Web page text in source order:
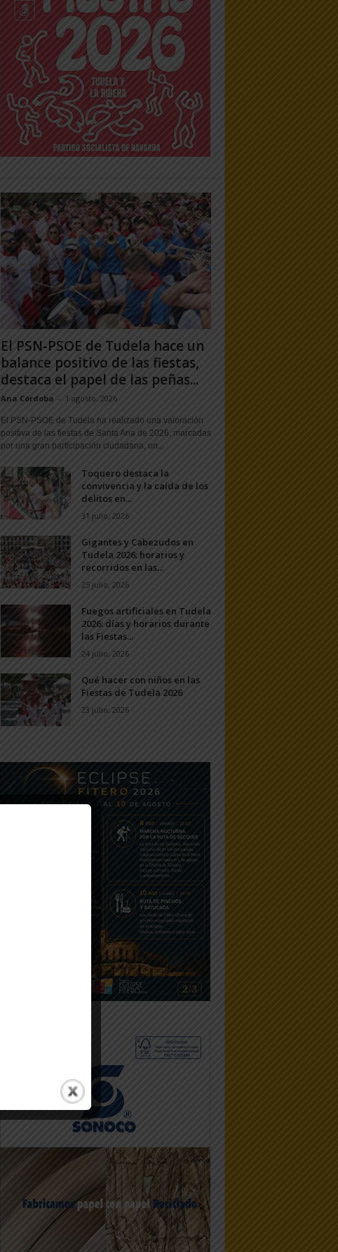
El PSN-PSOE de Tudela hace un
balance positivo de las fiestas,
destaca el papel de las peñas...
Ana Córdoba - 1 agosto, 2026
El PSN-PSOE de Tudela ha realizado una valoración
positiva de las fiestas de Santa Ana de 2026, marcadas
por una gran participación ciudadana, un...
Toquero destaca la
convivencia y la caída de los
delitos en...
31 julio, 2026
Gigantes y Cabezudos en
Tudela 2026: horarios y
recorridos en las...
25 julio, 2026
Fuegos artificiales en Tudela
2026: días y horarios durante
las Fiestas...
24 julio, 2026
Qué hacer con niños en las
Fiestas de Tudela 2026
23 julio, 2026